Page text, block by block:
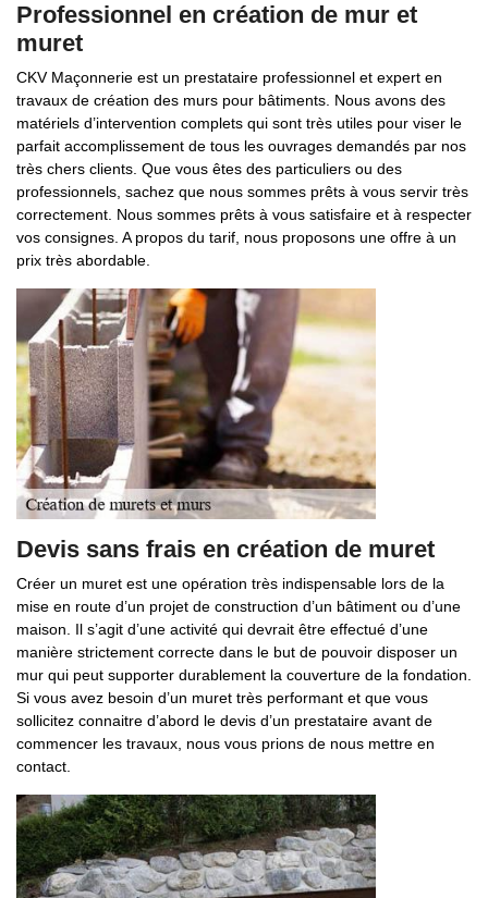
Professionnel en création de mur et
muret
CKV Maçonnerie est un prestataire professionnel et expert en
travaux de création des murs pour bâtiments. Nous avons des
matériels d’intervention complets qui sont très utiles pour viser le
parfait accomplissement de tous les ouvrages demandés par nos
très chers clients. Que vous êtes des particuliers ou des
professionnels, sachez que nous sommes prêts à vous servir très
correctement. Nous sommes prêts à vous satisfaire et à respecter
vos consignes. A propos du tarif, nous proposons une offre à un
prix très abordable.
Devis sans frais en création de muret
Créer un muret est une opération très indispensable lors de la
mise en route d’un projet de construction d’un bâtiment ou d’une
maison. Il s’agit d’une activité qui devrait être effectué d’une
manière strictement correcte dans le but de pouvoir disposer un
mur qui peut supporter durablement la couverture de la fondation.
Si vous avez besoin d’un muret très performant et que vous
sollicitez connaitre d’abord le devis d’un prestataire avant de
commencer les travaux, nous vous prions de nous mettre en
contact.